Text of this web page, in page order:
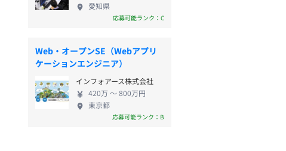
愛知県
応募可能ランク：C
Web・オープンSE（Webアプリ
ケーションエンジニア）
インフォアース株式会社
420万 〜 800万円
東京都
応募可能ランク：B